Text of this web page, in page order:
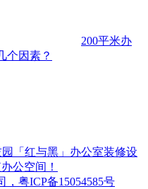
200平米办
个因素？
「红与黑」办公室装修设
公空间！
粤ICP备15054585号